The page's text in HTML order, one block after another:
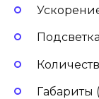
Габариты